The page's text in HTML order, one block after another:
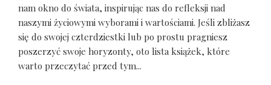
nam okno do świata, inspirując nas do refleksji nad
naszymi życiowymi wyborami i wartościami. Jeśli zbliżasz
się do swojej czterdziestki lub po prostu pragniesz
poszerzyć swoje horyzonty, oto lista książek, które
warto przeczytać przed tym...